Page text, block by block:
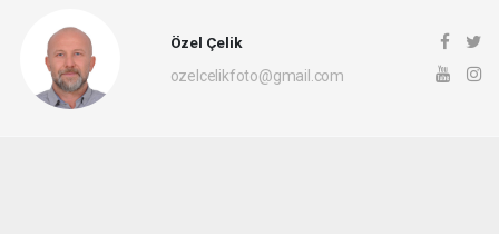
Özel Çelik
ozelcelikfoto@gmail.com